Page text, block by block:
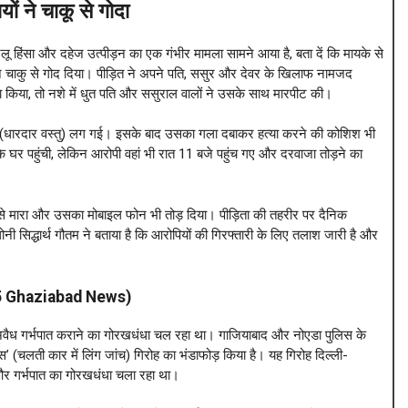
ने चाकू से गोदा
हिंसा और दहेज उत्पीड़न का एक गंभीर मामला सामने आया है, बता दें कि मायके से
से गोद दिया। पीड़ित ने अपने पति, ससुर और देवर के खिलाफ नामजद
तो नशे में धुत पति और ससुराल वालों ने उसके साथ मारपीट की।
वस्तु) लग गई। इसके बाद उसका गला दबाकर हत्या करने की कोशिश भी
पहुंची, लेकिन आरोपी वहां भी रात 11 बजे पहुंच गए और दरवाजा तोड़ने का
और उसका मोबाइल फोन भी तोड़ दिया। पीड़िता की तहरीर पर दैनिक
गौतम ने बताया है कि आरोपियों की गिरफ्तारी के लिए तलाश जारी है और
Ghaziabad News)
गर्भपात कराने का गोरखधंधा चल रहा था। गाजियाबाद और नोएडा पुलिस के
कार में लिंग जांच) गिरोह का भंडाफोड़ किया है। यह गिरोह दिल्ली-
का गोरखधंधा चला रहा था।